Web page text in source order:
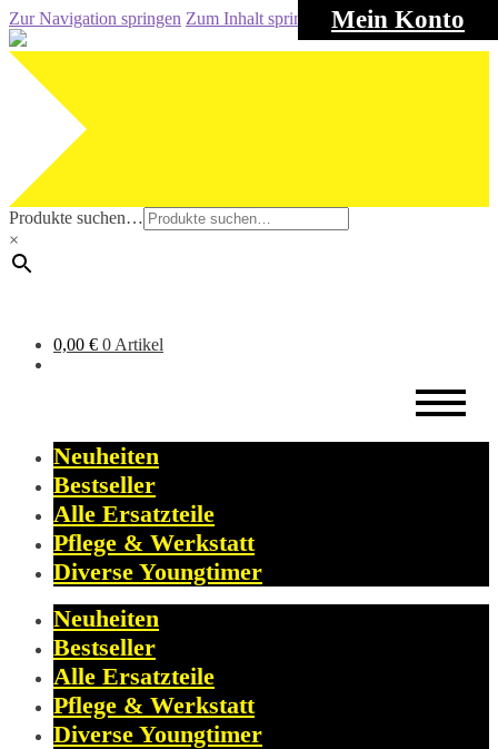
Mein Konto
Zur Navigation springen Zum Inhalt springen
Produkte suchen…
×
0,00 € 0 Artikel
Neuheiten
Bestseller
Alle Ersatzteile
Pflege & Werkstatt
Diverse Youngtimer
Neuheiten
Bestseller
Alle Ersatzteile
Pflege & Werkstatt
Diverse Youngtimer